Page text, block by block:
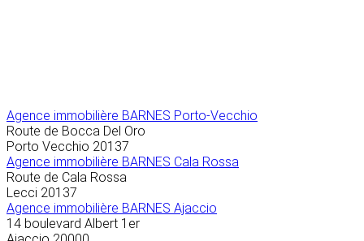
Agence immobilière BARNES Porto-Vecchio
Route de Bocca Del Oro
Porto Vecchio 20137
Agence immobilière BARNES Cala Rossa
Route de Cala Rossa
Lecci 20137
Agence immobilière BARNES Ajaccio
14 boulevard Albert 1er